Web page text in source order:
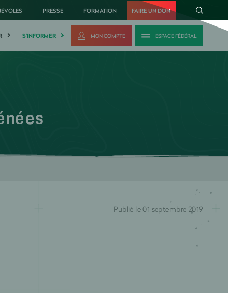
PRESSE FORMATION FAIRE UN DON
S'INFORMER MON COMPTE ESPACE FÉDÉRAL
Publié le 01 septembre 2019